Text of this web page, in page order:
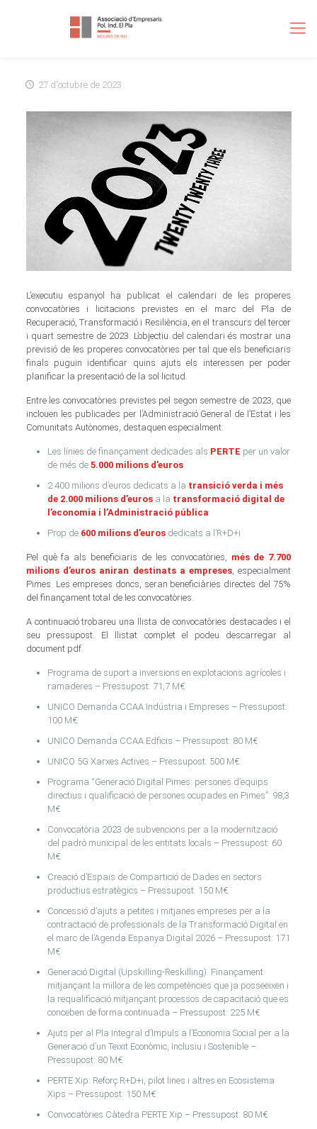
27 d'octubre de 2023
L’executiu espanyol ha publicat el calendari de les properes
convocatòries i licitacions previstes en el marc del Pla de
Recuperació, Transformació i Resiliència, en el transcurs del tercer
i quart semestre de 2023. L’objectiu del calendari és mostrar una
previsió de les properes convocatòries per tal que els beneficiaris
finals puguin identificar quins ajuts els interessen per poder
planificar la presentació de la sol·licitud.
Entre les convocatòries previstes pel segon semestre de 2023, que
inclouen les publicades per l’Administració General de l’Estat i les
Comunitats Autònomes, destaquen especialment:
Les línies de finançament dedicades als PERTE per un valor
de més de 5.000 milions d’euros
2.400 milions d’euros dedicats a la transició verda i més
de 2.000 milions d’eurosa la transformació digital de
l’economia i l’Administració pública
Prop de 600 milions d’eurosdedicats a l’R+D+i
Pel què fa als beneficiaris de les convocatòries, més de 7.700
milions d’euros aniran destinats a empreses, especialment
Pimes. Les empreses doncs, seran beneficiàries directes del 75%
del finançament total de les convocatòries.
A continuació trobareu una llista de convocatòries destacades i el
seu pressupost. El llistat complet el podeu descarregar al
document pdf.
Programa de suport a inversions en explotacions agrícoles i
ramaderes – Pressupost: 71,7 M€
UNICO Demanda CCAA Indústria i Empreses – Pressupost:
100 M€
UNICO Demanda CCAA Edficis – Pressupost: 80 M€
UNICO 5G Xarxes Actives – Pressupost: 500 M€
Programa “Generació Digital Pimes: persones d’equips
directius i qualificació de persones ocupades en Pimes”: 98,3
M€
Convocatòria 2023 de subvencions per a la modernització
del padró municipal de les entitats locals – Pressupost: 60
M€
Creació d’Espais de Compartició de Dades en sectors
productius estratègics – Pressupost: 150 M€
Concessió d’ajuts a petites i mitjanes empreses per a la
contractació de professionals de la Transformació Digital en
el marc de l’Agenda Espanya Digital 2026 – Pressupost: 171
M€
Generació Digital (Upskilling-Reskilling). Finançament
mitjançant la millora de les competències que ja posseeixen i
la requalificació mitjançant processos de capacitació que es
conceben de forma continuada – Pressupost: 225 M€
Ajuts per al Pla Integral d’Impuls a l’Economia Social per a la
Generació d’un Teixit Econòmic, Inclusiu i Sostenible –
Pressupost: 80 M€
PERTE Xip: Reforç R+D+i, pilot lines i altres en Ecosistema
Xips – Pressupost: 150 M€
Convocatòries Càtedra PERTE Xip – Pressupost: 80 M€